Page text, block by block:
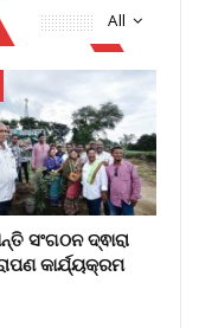
All
ସଂଗଠନ ଦ୍ଵାରା
କାର୍ଯ୍ୟକ୍ରମ